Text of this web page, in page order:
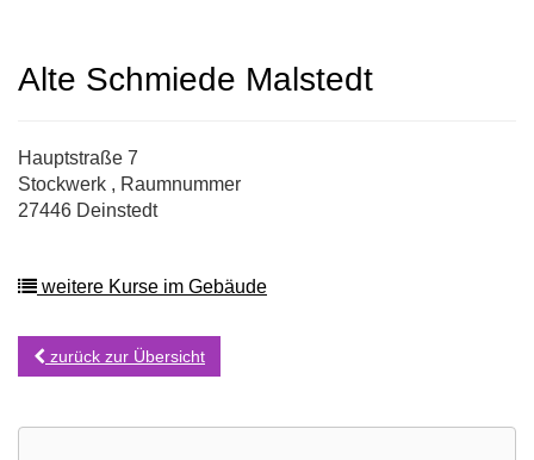
Alte Schmiede Malstedt
Hauptstraße 7
Stockwerk , Raumnummer
27446 Deinstedt
weitere Kurse im Gebäude
zurück zur Übersicht